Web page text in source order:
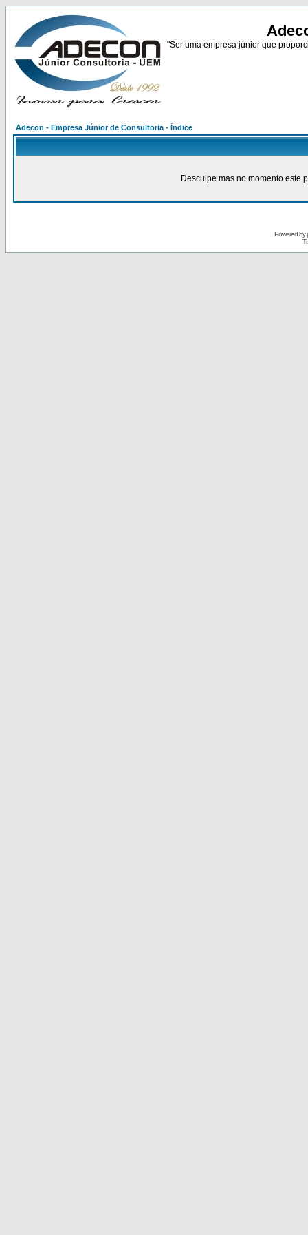
"Ser uma empresa júnior que
Adecon - Empresa Júnior de Consultoria - Índice
Desculpe mas no momento este
Powered by